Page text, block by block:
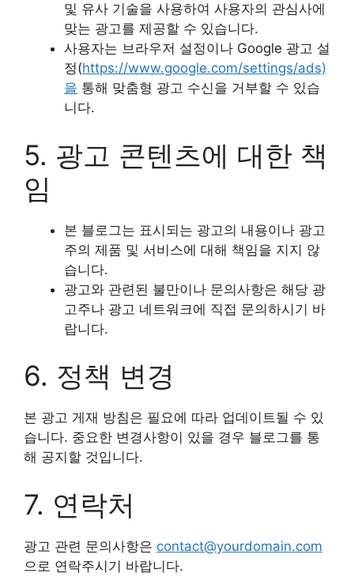
및 유사 기술을 사용하여 사용자의 관심사에
맞는 광고를 제공할 수 있습니다.
사용자는 브라우저 설정이나 Google 광고 설
정(https://www.google.com/settings/ads)
을 통해 맞춤형 광고 수신을 거부할 수 있습
니다.
5. 광고 콘텐츠에 대한 책
임
본 블로그는 표시되는 광고의 내용이나 광고
주의 제품 및 서비스에 대해 책임을 지지 않
습니다.
광고와 관련된 불만이나 문의사항은 해당 광
고주나 광고 네트워크에 직접 문의하시기 바
랍니다.
6. 정책 변경
본 광고 게재 방침은 필요에 따라 업데이트될 수 있
습니다. 중요한 변경사항이 있을 경우 블로그를 통
해 공지할 것입니다.
7. 연락처
광고 관련 문의사항은 contact@yourdomain.com
으로 연락주시기 바랍니다.